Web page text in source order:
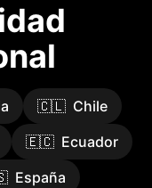
🇨🇱 Chile
🇪🇨 Ecuador
España